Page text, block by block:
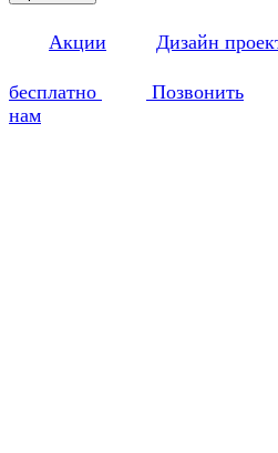
Акции Дизайн
бесплатно
Позвонить
нам